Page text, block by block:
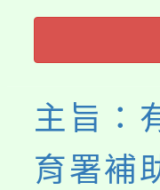
主旨：
育署補